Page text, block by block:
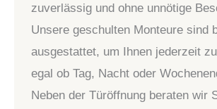
zuverlässig und ohne unnötige
Unsere geschulten Monteure sind
ausgestattet, um Ihnen jederzeit
egal ob Tag, Nacht oder
Neben der Türöffnung beraten wir